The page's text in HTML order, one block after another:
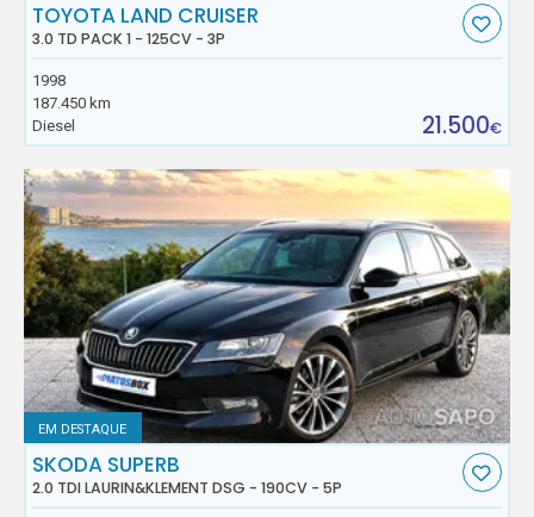
TOYOTA LAND CRUISER
3.0 TD PACK 1 - 125CV - 3P
1998
187.450 km
Diesel
21.500€
EM DESTAQUE
SKODA SUPERB
2.0 TDI LAURIN&KLEMENT DSG - 190CV - 5P